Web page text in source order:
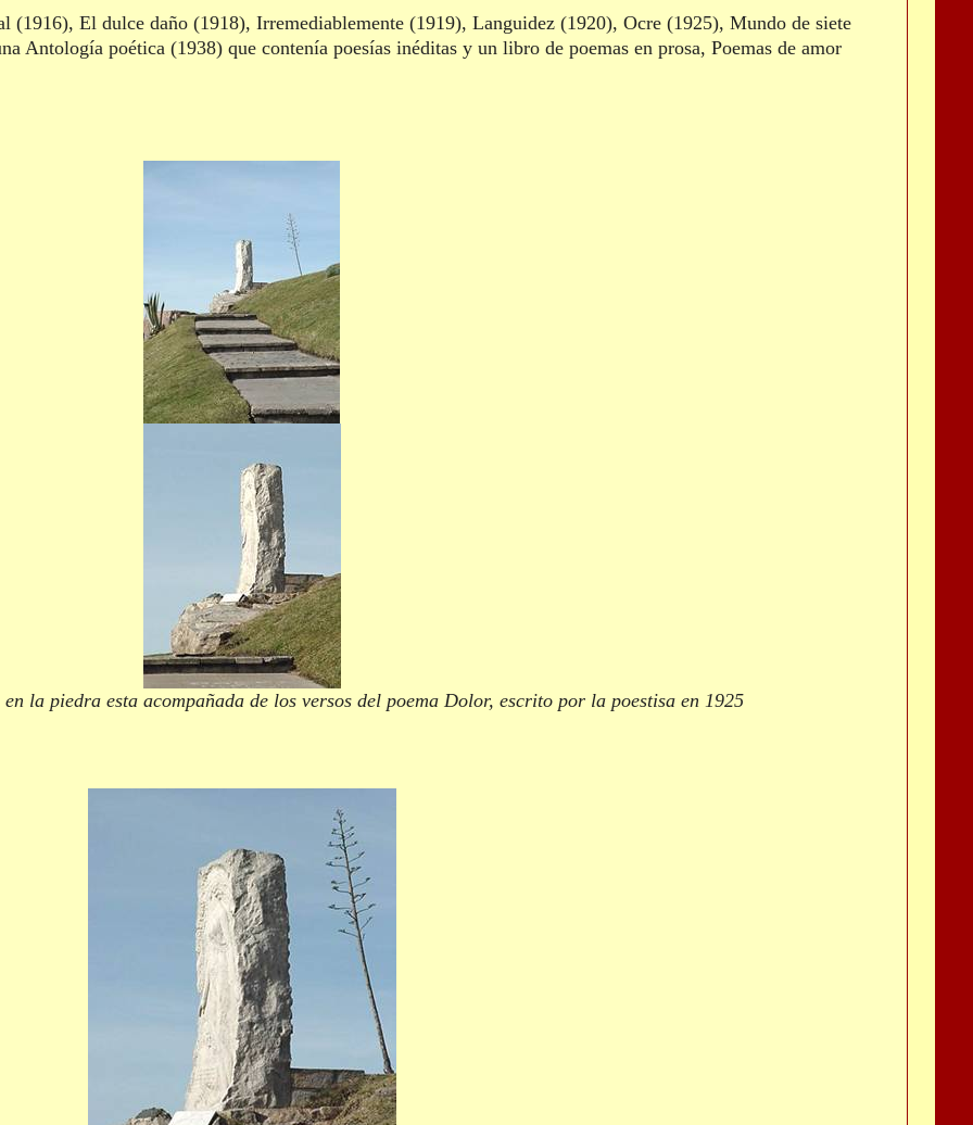
(1916), El dulce daño (1918), Irremediablemente (1919), Languidez (1920), Ocre (1925), Mundo de siete
Antología poética (1938) que contenía poesías inéditas y un libro de poemas en prosa, Poemas de amor
la piedra esta acompañada de los versos del poema Dolor, escrito por la poestisa en 1925